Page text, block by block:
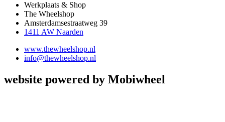
Werkplaats & Shop
The Wheelshop
Amsterdamsestraatweg 39
1411 AW Naarden
www.thewheelshop.nl
info@thewheelshop.nl
website powered by Mobiwheel